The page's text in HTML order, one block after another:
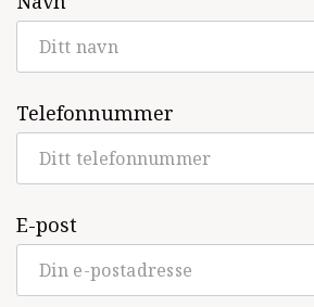
Telefonnummer
E-post